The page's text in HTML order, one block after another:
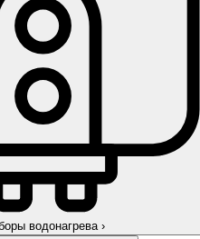
водонагрева ›